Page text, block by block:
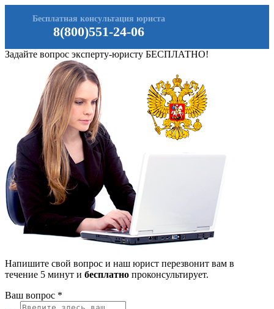
8(800)551-24-06
Бесплатная консультация юриста
Задайте вопрос эксперту-юристу БЕСПЛАТНО!
Напишите свой вопрос и наш юрист перезвонит вам в
течение 5 минут и бесплатно проконсультирует.
Ваш вопрос *